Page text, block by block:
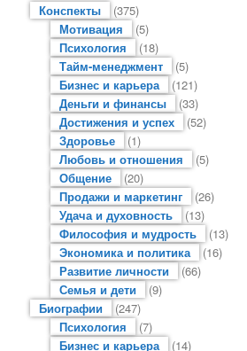
Конспекты
(375)
Мотивация
(5)
Психология
(18)
Тайм-менеджмент
(5)
Бизнес и карьера
(121)
Деньги и финансы
(33)
Достижения и успех
(52)
Здоровье
(1)
Любовь и отношения
(5)
Общение
(20)
Продажи и маркетинг
(26)
Удача и духовность
(13)
Философия и мудрость
(13)
Экономика и политика
(16)
Развитие личности
(66)
Семья и дети
(9)
Биографии
(247)
Психология
(7)
Бизнес и карьера
(14)